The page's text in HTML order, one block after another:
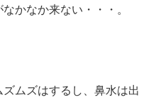
かなか来ない・・・。
ムズはするし、鼻水は出